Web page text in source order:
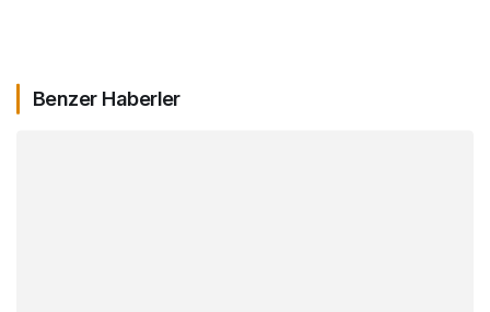
Benzer Haberler